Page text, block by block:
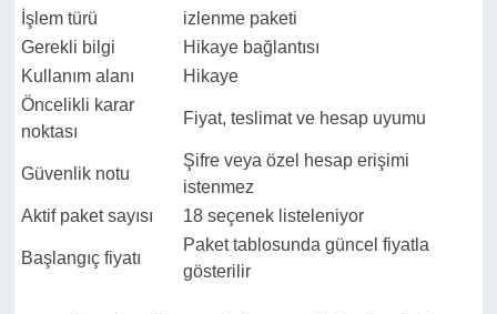
İşlem türü
izlenme paketi
Gerekli bilgi
Hikaye bağlantısı
Kullanım alanı
Hikaye
Öncelikli karar
noktası
Fiyat, teslimat ve hesap uyumu
Güvenlik notu
Şifre veya özel hesap erişimi
istenmez
Aktif paket sayısı
18 seçenek listeleniyor
Başlangıç fiyatı
Paket tablosunda güncel fiyatla
gösterilir